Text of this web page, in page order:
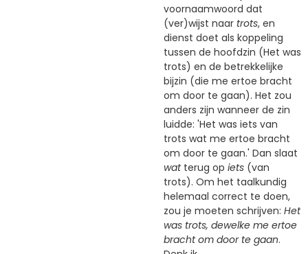
voornaamwoord dat
(ver)wijst naar trots, en
dienst doet als koppeling
tussen de hoofdzin (Het was
trots) en de betrekkelijke
bijzin (die me ertoe bracht
om door te gaan). Het zou
anders zijn wanneer de zin
luidde: 'Het was iets van
trots wat me ertoe bracht
om door te gaan.' Dan slaat
watterug op iets (van
trots). Om het taalkundig
helemaal correct te doen,
zou je moeten schrijven: Het
was trots, dewelke me ertoe
bracht om door te gaan.